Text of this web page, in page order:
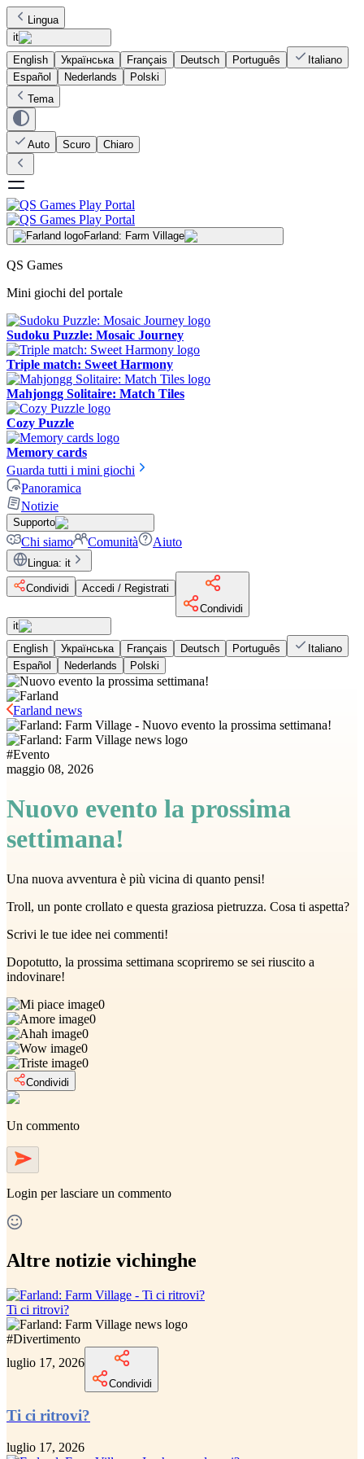
Lingua
it
English
Українська Français Deutsch Português
Italiano
Español
Nederlands
Polski
Tema
Auto Scuro Chiaro
Farland: Farm Village
QS Games
Mini giochi del portale
Sudoku Puzzle: Mosaic Journey
Triple match: Sweet Harmony
Mahjongg Solitaire: Match Tiles
Cozy Puzzle
Memory cards
Guarda tutti i mini giochi
Panoramica
Notizie
Supporto
Chi siamo Comunità Aiuto
Lingua: it
Condividi
Accedi / Registrati
Condividi
it
English
Українська Français Deutsch Português
Italiano
Español
Nederlands Polski
Farland news
#Evento
maggio 08, 2026
Nuovo evento la prossima
settimana!
Una nuova avventura è più vicina di quanto pensi!
Troll, un ponte crollato e questa graziosa pietruzza. Cosa ti aspetta?
Scrivi le tue idee nei commenti!
Dopotutto, la prossima settimana scopriremo se sei riuscito a
indovinare!
0
0
0
0
0
Condividi
Un commento
Login per lasciare un commento
Altre notizie vichinghe
Ti ci ritrovi?
#Divertimento
luglio 17, 2026
Condividi
Ti ci ritrovi?
luglio 17, 2026